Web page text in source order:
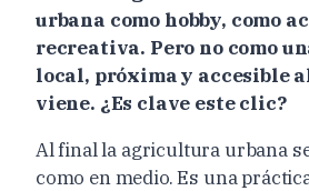
urbana como hobby, como
recreativa. Pero no como
local, próxima y accesible
viene. ¿Es clave este clic?
Al final la agricultura urbana
como en medio. Es una